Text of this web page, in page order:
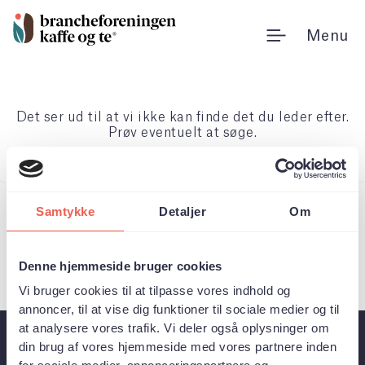
Samtykke Detaljer Om
Denne hjemmeside bruger cookies
Vi bruger cookies til at tilpasse vores indhold og
annoncer, til at vise dig funktioner til sociale medier og til
at analysere vores trafik. Vi deler også oplysninger om
din brug af vores hjemmeside med vores partnere inden
til
indholdet
Menu
Det ser ud til at vi ikke kan finde det du leder efter.
Prøv eventuelt at søge.
efter: